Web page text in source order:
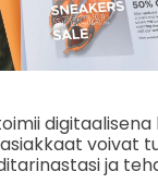
digitaalisena
voivat
ja